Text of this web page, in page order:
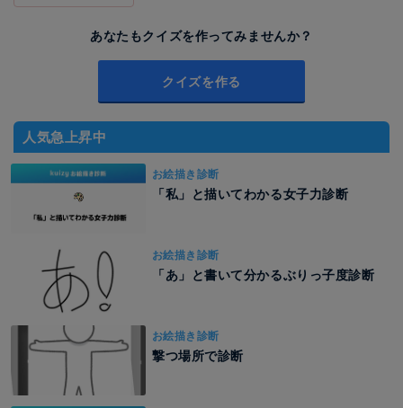
あなたもクイズを作ってみませんか？
クイズを作る
人気急上昇中
お絵描き診断
「私」と描いてわかる女子力診断
お絵描き診断
「あ」と書いて分かるぶりっ子度診断
お絵描き診断
撃つ場所で診断